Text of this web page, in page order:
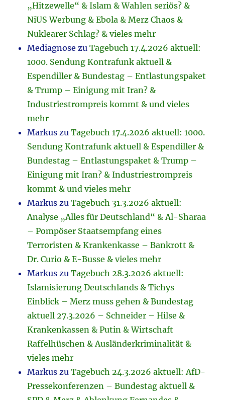
„Hitzewelle“ & Islam & Wahlen seriös? &
NiUS Werbung & Ebola & Merz Chaos &
Nuklearer Schlag? & vieles mehr
Mediagnose zuTagebuch 17.4.2026 aktuell:
1000. Sendung Kontrafunk aktuell &
Espendiller & Bundestag – Entlastungspaket
& Trump – Einigung mit Iran? &
Industriestrompreis kommt & und vieles
mehr
Markus zuTagebuch 17.4.2026 aktuell: 1000.
Sendung Kontrafunk aktuell & Espendiller &
Bundestag – Entlastungspaket & Trump –
Einigung mit Iran? & Industriestrompreis
kommt & und vieles mehr
Markus zuTagebuch 31.3.2026 aktuell:
Analyse „Alles für Deutschland“ & Al-Sharaa
– Pompöser Staatsempfang eines
Terroristen & Krankenkasse – Bankrott &
Dr. Curio & E-Busse & vieles mehr
Markus zuTagebuch 28.3.2026 aktuell:
Islamisierung Deutschlands & Tichys
Einblick – Merz muss gehen & Bundestag
aktuell 27.3.2026 – Schneider – Hilse &
Krankenkassen & Putin & Wirtschaft
Raffelhüschen & Ausländerkriminalität &
vieles mehr
Markus zuTagebuch 24.3.2026 aktuell: AfD-
Pressekonferenzen – Bundestag aktuell &